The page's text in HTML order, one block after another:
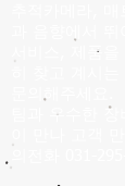
과 음향에서
서비스, 제품
문의해주세요.
팀과 우수한
이 만나 고객